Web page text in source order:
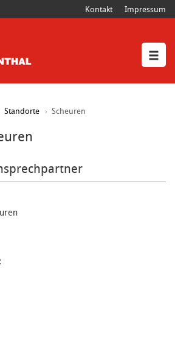
Kontakt Impressum
Standorte Scheuren